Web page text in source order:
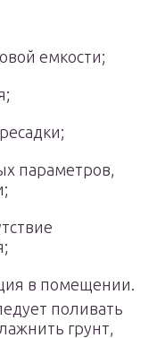
емкости;
параметров,
в помещении.
поливать
грунт,